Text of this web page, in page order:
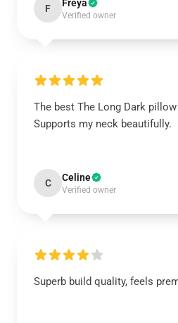
F Freya
Verified owner
The best The Long Dark pillow
Supports my neck beautifully.
C Celine
Verified owner
Superb build quality, feels